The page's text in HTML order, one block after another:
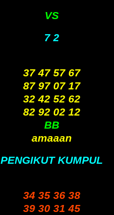
VS
7 2
37 47 57 67
87 97 07 17
32 42 52 62
82 92 02 12
BB
amaaan
PENGIKUT KUMPUL
34 35 36 38
39 30 31 45